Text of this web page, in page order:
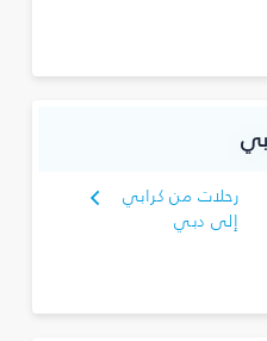
رحلات من كرابي
إلى دبي